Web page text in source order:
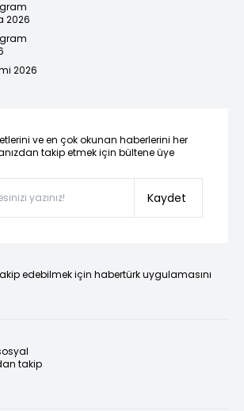
2026
2026
ve en çok okunan haberlerini her
takip etmek için bültene üye
Kaydet
edebilmek için habertürk uygulamasını
takip